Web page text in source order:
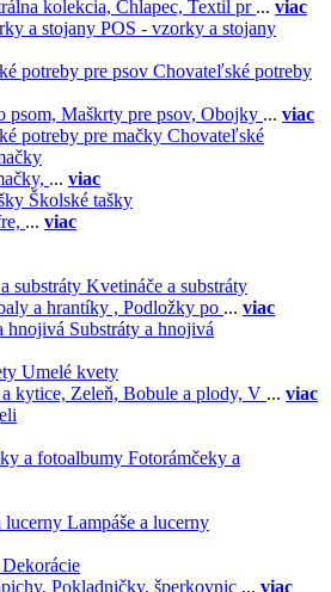
kolekcia, Chlapec, Textil pr ... viac
POS - vzorky a stojany
Chovateľské potreby
psom, Maškrty pre psov, Obojky ... viac
Chovateľské
... viac
Školské tašky
... viac
Kvetináče a substráty
a hrantíky , Podložky po ... viac
Substráty a hnojivá
Umelé kvety
kytice, Zeleň, Bobule a plody, V ... viac
Fotorámčeky a
Lampáše a lucerny
Dekorácie
Pokladničky, šperkovnic ... viac